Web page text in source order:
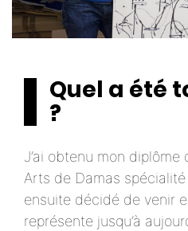
Quel a été
?
J’ai obtenu mon diplôme
Arts de Damas
ensuite décidé de venir
représente jusqu’à